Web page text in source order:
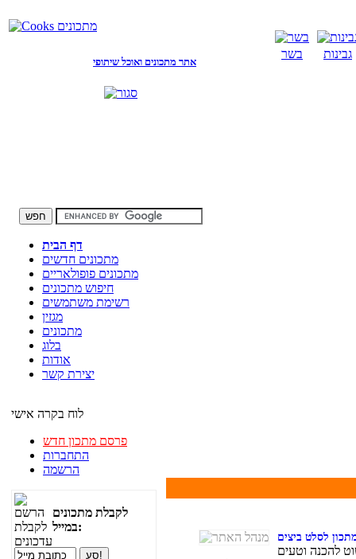
אתר מתכונים ואוכל שיתופי
בשר גבינות
דף הבית
מתכונים חדשים
מתכונים פופולאריים
חיפוש מתכונים
רשימת משתמשים
מגזין
מתכונים
בלוג
אודות
יצירת קשר
לוח בקרה אישי
פרסם מתכון חדש
התחברות
הרשמה
לקבלת מתכונים
במייל:
לסלט ביצים
להכנה וטעים